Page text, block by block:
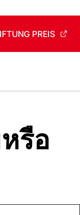
PREIS
รือ